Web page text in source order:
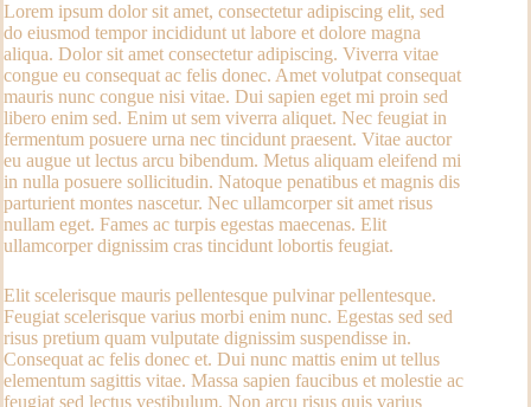
Lorem ipsum dolor sit amet, consectetur adipiscing elit, sed
do eiusmod tempor incididunt ut labore et dolore magna
aliqua. Dolor sit amet consectetur adipiscing. Viverra vitae
congue eu consequat ac felis donec. Amet volutpat consequat
mauris nunc congue nisi vitae. Dui sapien eget mi proin sed
libero enim sed. Enim ut sem viverra aliquet. Nec feugiat in
fermentum posuere urna nec tincidunt praesent. Vitae auctor
eu augue ut lectus arcu bibendum. Metus aliquam eleifend mi
in nulla posuere sollicitudin. Natoque penatibus et magnis dis
parturient montes nascetur. Nec ullamcorper sit amet risus
nullam eget. Fames ac turpis egestas maecenas. Elit
ullamcorper dignissim cras tincidunt lobortis feugiat.
Elit scelerisque mauris pellentesque pulvinar pellentesque.
Feugiat scelerisque varius morbi enim nunc. Egestas sed sed
risus pretium quam vulputate dignissim suspendisse in.
Consequat ac felis donec et. Dui nunc mattis enim ut tellus
elementum sagittis vitae. Massa sapien faucibus et molestie ac
feugiat sed lectus vestibulum. Non arcu risus quis varius